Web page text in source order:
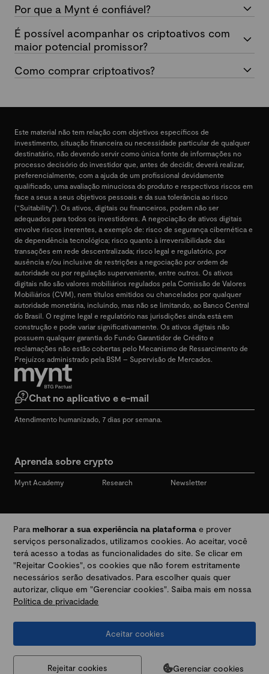
Por que a Mynt é confiável?
É possível acompanhar os criptoativos com
maior potencial promissor?
Como comprar criptoativos?
Este material não tem relação com objetivos específicos de
investimento, situação financeira ou necessidade particular de qualquer
destinatário, não devendo servir como única fonte de informações no
processo decisório do investidor que, antes de decidir, deverá realizar,
preferencialmente, com a ajuda de um profissional devidamente
qualificado, uma avaliação minuciosa do produto e respectivos riscos em
face a seus a seus objetivos pessoais e da sua tolerância ao risco
(“Suitability”). Os ativos, digitais ou financeiros, podem não ser
adequados para todos os investidores. A negociação de ativos digitais
envolve riscos inerentes, a exemplo de: risco de segurança cibernética e
de dependência tecnológica; risco quanto à irreversibilidade das
transações em rede descentralizada; risco legal e regulatório, por
ausência e/ou inclusive de restrições a negociação por ordem de
autoridade ou por regulação superveniente, entre outros. Os ativos
digitais não são valores mobiliários regulados pela Comissão de Valores
Mobiliários (CVM), nem títulos emitidos ou chancelados por qualquer
autoridade monetária, incluindo, mas não se limitando, ao Banco Central
do Brasil. O regime legal e regulatório nas jurisdições ainda está em
construção e pode variar significativamente. Os ativos digitais não
possuem qualquer garantia do Fundo Garantidor de Crédito e
reclamações não estão cobertas pelo Mecanismo de Ressarcimento de
Prejuízos administrado pela BSM – Supervisão de Mercados.
Aprenda sobre crypto
Mynt Academy Research Newsletter
Chat no aplicativo e e-mail
Atendimento humanizado, 7 dias por semana.
Redes sociais
Desbloqueie seu mundo crypto
Av. Brigadeiro Faria Lima, 3447, 9 andar - sala 11 - Itaim Bibi - São Paulo, SP, 04538-133,
Prevenção a golpes e fraudes|Regulamentos
Paramelhorar a sua experiência na plataforma e prover
serviços personalizados, utilizamos cookies. Ao aceitar, você
terá acesso a todas as funcionalidades do site. Se clicar em
"Rejeitar Cookies", os cookies que não forem estritamente
necessários serão desativados. Para escolher quais quer
autorizar, clique em "Gerenciar cookies". Saiba mais em nossa
Política de privacidade
Gerenciar cookies
Aceitar cookies
Rejeitar cookies